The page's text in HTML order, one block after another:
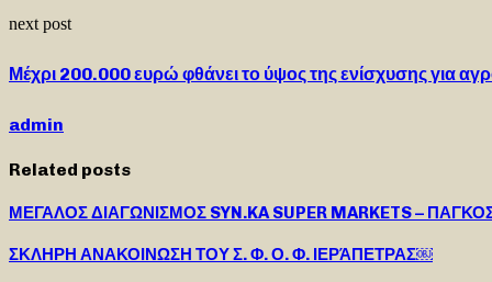
next post
Μέχρι 200.000 ευρώ φθάνει το ύψος της ενίσχυσης για
admin
Related posts
ΜΕΓΑΛΟΣ ΔΙΑΓΩΝΙΣΜΟΣ SYN.KA SUPER MARKETS –
ΣΚΛΗΡΗ ΑΝΑΚΟΙΝΩΣΗ ΤΟΥ Σ. Φ. Ο. Φ. ΙΕΡΆΠΕΤΡΑΣ￼